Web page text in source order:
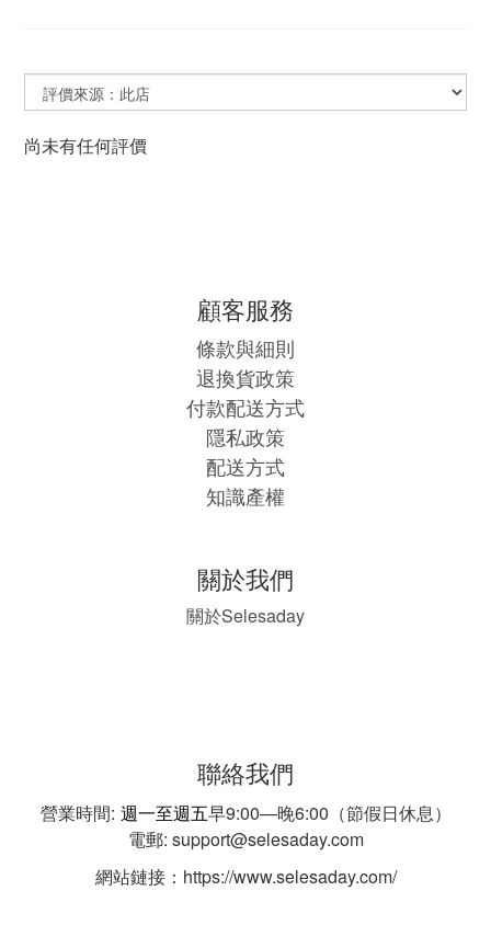
尚未有任何評價
顧客服務
條款與細則
退換貨政策
付款配送方式
隱私政策
配送方式
知識產權
關於我們
關於Selesaday
聯絡我們
營業時間: 週一至週五早9:00—晚6:00（節假日休息）
電郵: support@selesaday.com
網站鏈接：https://www.selesaday.com/